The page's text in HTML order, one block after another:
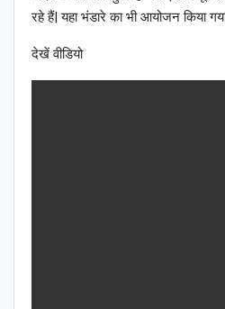
रहे हैं| यहा भंडारे का भी आयोजन किया
देखें वीडियो